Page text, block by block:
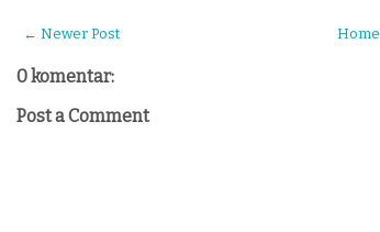
← Newer Post Home
0 komentar:
Post a Comment